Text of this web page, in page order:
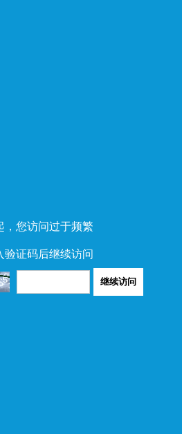
，您访问过于频繁
验证码后继续访问
继续访问